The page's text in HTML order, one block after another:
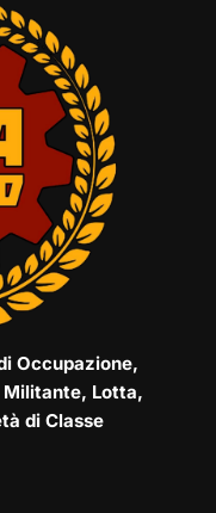
Occupazione,
Lotta,
di Classe